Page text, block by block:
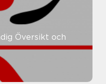
Översikt och